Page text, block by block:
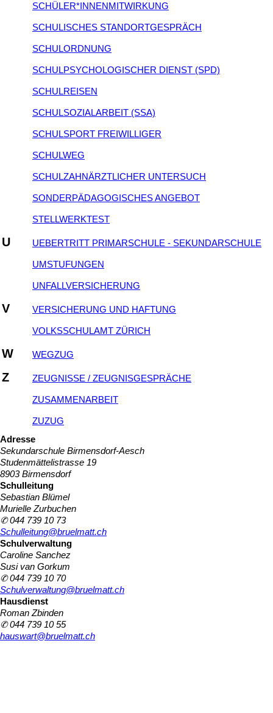
SCHÜLER*INNENMITWIRKUNG
SCHULISCHES STANDORTGESPRÄCH
SCHULORDNUNG
SCHULPSYCHOLOGISCHER DIENST (SPD)
SCHULREISEN
SCHULSOZIALARBEIT (SSA)
SCHULSPORT FREIWILLIGER
SCHULWEG
SCHULZAHNÄRZTLICHER UNTERSUCH
SONDERPÄDAGOGISCHES ANGEBOT
STELLWERKTEST
U UEBERTRITT PRIMARSCHULE - SEKUNDARSCHULE
UMSTUFUNGEN
UNFALLVERSICHERUNG
V VERSICHERUNG UND HAFTUNG
VOLKSSCHULAMT ZÜRICH
W WEGZUG
Z ZEUGNISSE / ZEUGNISGESPRÄCHE
ZUSAMMENARBEIT
ZUZUG
Adresse
Sekundarschule Birmensdorf-Aesch
Studenmättelistrasse 19
8903 Birmensdorf
Schulleitung
Sebastian Blümel
Murielle Zurbuchen
✆ 044 739 10 73
Schulleitung@bruelmatt.ch
Schulverwaltung
Caroline Sanchez
Susi van Gorkum
✆ 044 739 10 70
Schulverwaltung@bruelmatt.ch
Hausdienst
Roman Zbinden
✆ 044 739 10 55
hauswart@bruelmatt.ch